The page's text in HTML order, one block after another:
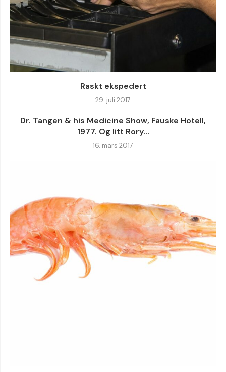
Raskt ekspedert
29. juli 2017
Dr. Tangen & his Medicine Show, Fauske Hotell,
1977. Og litt Rory...
16. mars 2017